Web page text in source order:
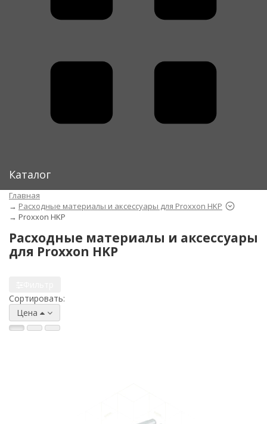
Каталог
Главная
→ Расходные материалы и аксессуары для Proxxon HKP
→ Proxxon HKP
Расходные материалы и аксессуары
для Proxxon HKP
Сортировать:
Цена